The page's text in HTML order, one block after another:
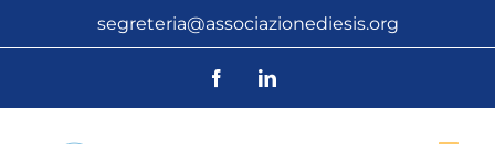
segreteria@associazionediesis.org
FacebookLinkedIn